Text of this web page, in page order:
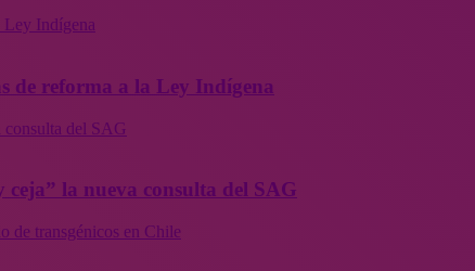
Ley Indígena
de reforma a la Ley Indígena
consulta del SAG
ceja” la nueva consulta del SAG
de transgénicos en Chile